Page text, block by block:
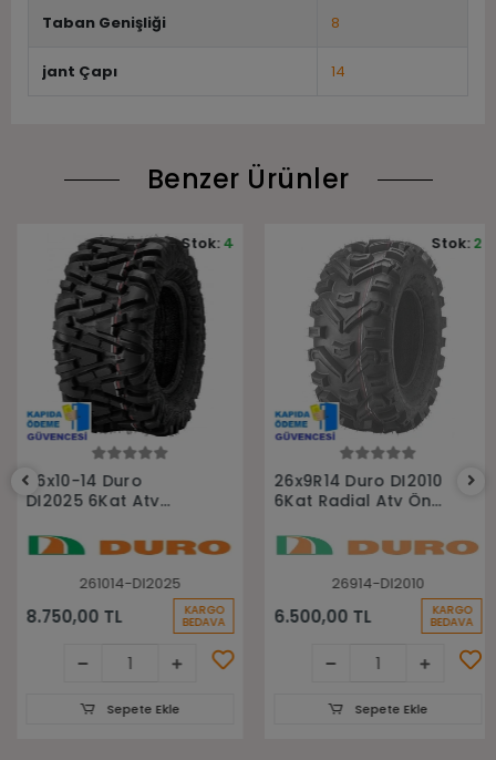
Taban Genişliği 8
jant Çapı 14
Benzer Ürünler
26x10-14 Duro
DI2025 6Kat Atv
261014-DI2025
8.750,00 TL KARGO
BEDAVA
Stok:4
Sepete Ekle
26x9R14 Duro DI2010
6Kat Radial Atv Ön
26914-DI2010
6.500,00 TL KARGO
BEDAVA
Stok:2
Sepete Ekle